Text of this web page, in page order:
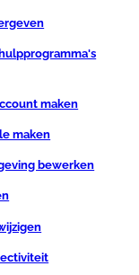
maken
maken
bewerken